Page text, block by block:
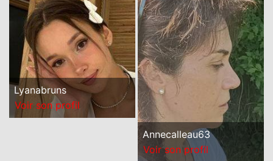
Lyanabruns
Voir son profil
Annecalleau63
Voir son profil